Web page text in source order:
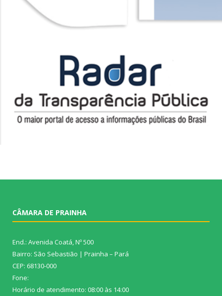
CÂMARA DE PRAINHA
End.: Avenida Coatá, Nº 500
Bairro: São Sebastião | Prainha – Pará
CEP: 68130-000
Fone:
Horário de atendimento: 08:00 às 14:00